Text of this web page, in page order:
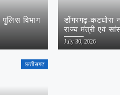
विभाग
डोंगरगढ़-कटघोरा
राज्य मंत्री एवं
Posted
on
July 30, 2026
छत्तीसगढ़